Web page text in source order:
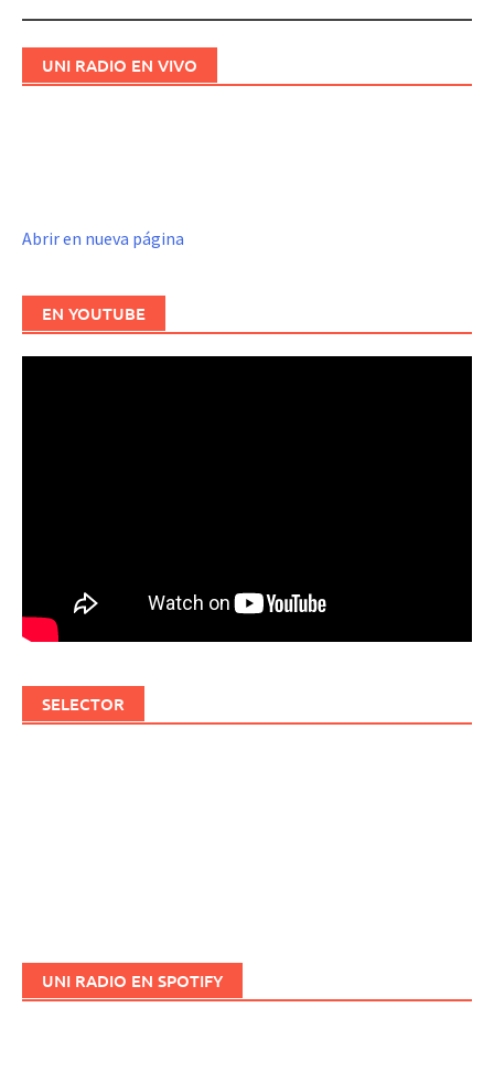
UNI RADIO EN VIVO
Abrir en nueva página
EN YOUTUBE
SELECTOR
UNI RADIO EN SPOTIFY